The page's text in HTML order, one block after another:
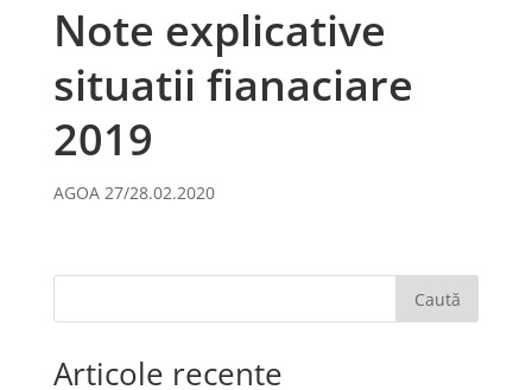
Note explicative
situatii fianaciare
2019
AGOA 27/28.02.2020
Caută
Articole recente